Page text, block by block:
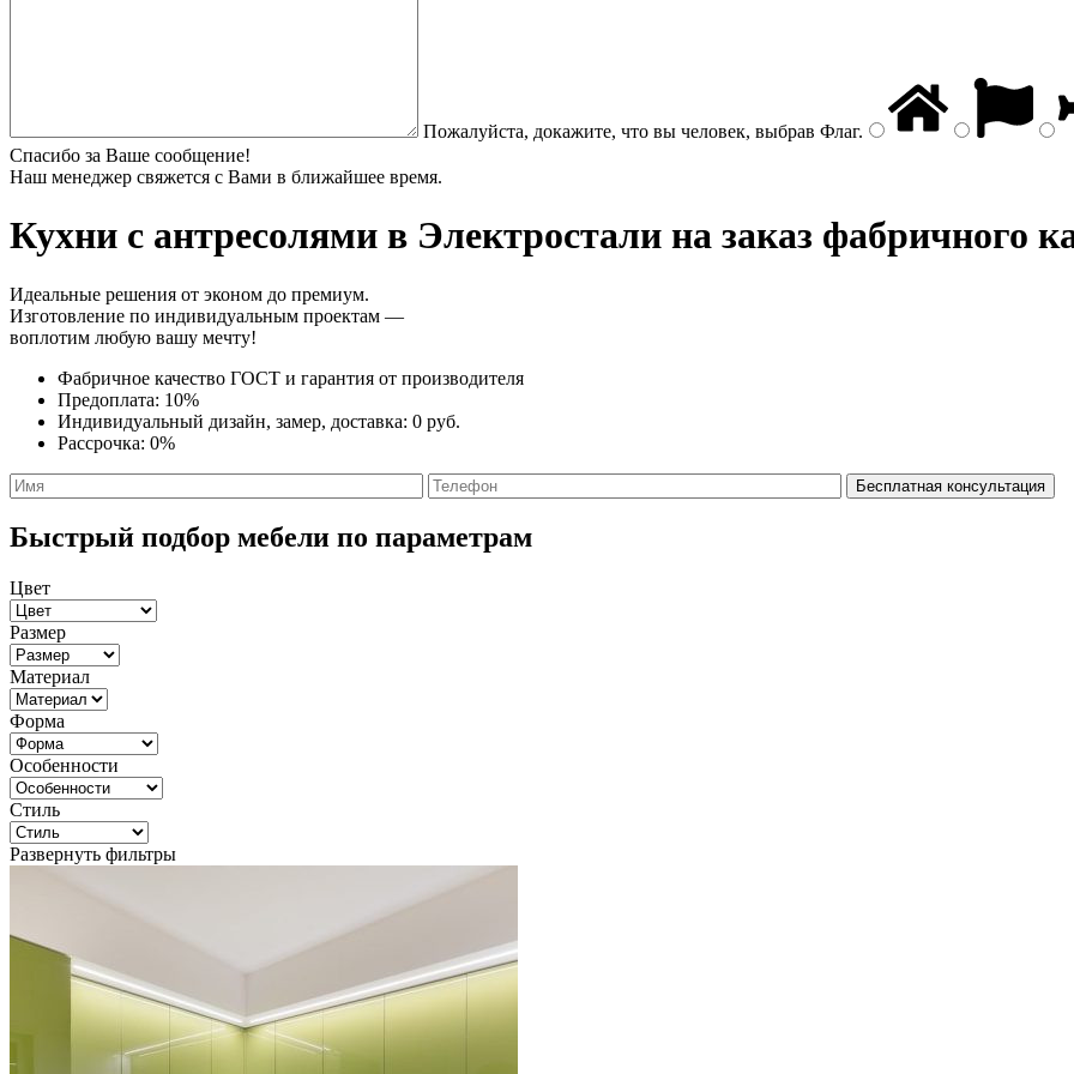
Пожалуйста, докажите, что вы человек, выбрав Флаг.
Спасибо за Ваше сообщение!
Наш менеджер свяжется с Вами в ближайшее время.
Кухни с антресолями в Электростали на заказ фабричного
Идеальные решения от эконом до премиум.
Изготовление по индивидуальным проектам —
воплотим любую вашу мечту!
Фабричное качество ГОСТ и гарантия от производителя
Предоплата: 10%
Индивидуальный дизайн, замер, доставка: 0 руб.
Рассрочка: 0%
Быстрый подбор мебели по параметрам
Цвет
Размер
Материал
Форма
Особенности
Стиль
Развернуть фильтры